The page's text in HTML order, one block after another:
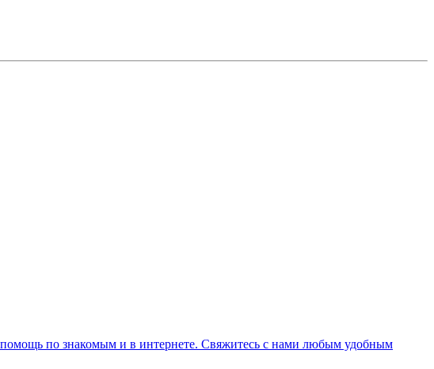
по знакомым и в интернете. Свяжитесь с нами любым удобным